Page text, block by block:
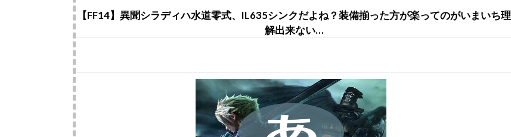
【FF14】異聞シラディハ水道零式、IL635シンクだよね？装備揃った方が楽ってのがいまいち理
解出来ない…